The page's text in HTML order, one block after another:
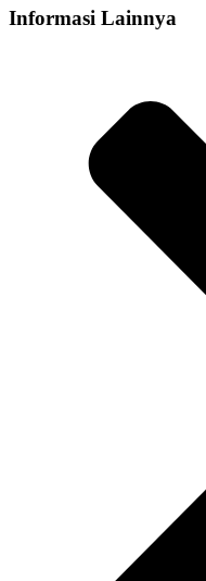
Informasi Lainnya